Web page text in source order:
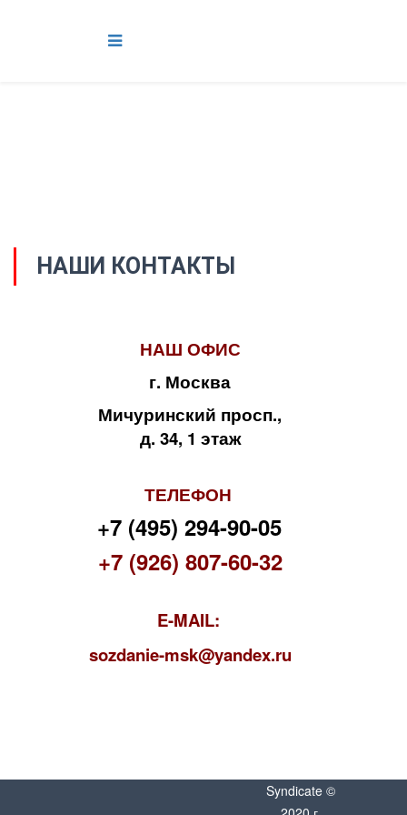
НАШИ КОНТАКТЫ
НАШ ОФИС
г. Москва
Мичуринский просп.,
д. 34, 1 этаж
ТЕЛЕФОН
+7 (495) 294-90-05
+7 (926) 807-60-32
E-MAIL:
sozdanie-msk@yandex.ru
Syndicate ©